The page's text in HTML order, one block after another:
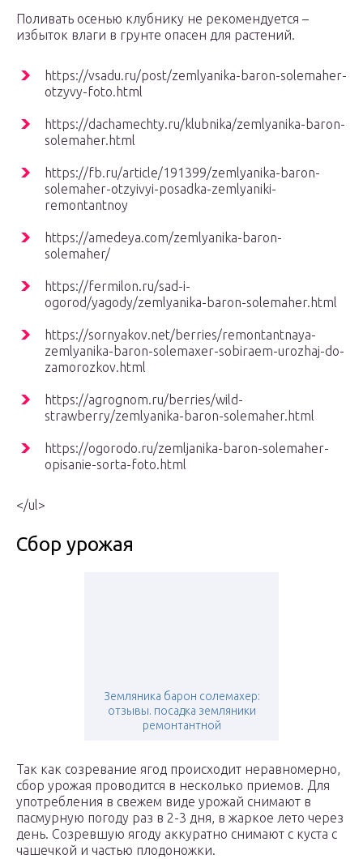
Поливать осенью клубнику не рекомендуется –
избыток влаги в грунте опасен для растений.
https://vsadu.ru/post/zemlyanika-baron-solemaher-
otzyvy-foto.html
https://dachamechty.ru/klubnika/zemlyanika-baron-
solemaher.html
https://fb.ru/article/191399/zemlyanika-baron-
solemaher-otzyivyi-posadka-zemlyaniki-
remontantnoy
https://amedeya.com/zemlyanika-baron-
solemaher/
https://fermilon.ru/sad-i-
ogorod/yagody/zemlyanika-baron-solemaher.html
https://sornyakov.net/berries/remontantnaya-
zemlyanika-baron-solemaxer-sobiraem-urozhaj-do-
zamorozkov.html
https://agrognom.ru/berries/wild-
strawberry/zemlyanika-baron-solemaher.html
https://ogorodo.ru/zemljanika-baron-solemaher-
opisanie-sorta-foto.html
</ul>
Сбор урожая
Земляника барон солемахер:
отзывы. посадка земляники
ремонтантной
Так как созревание ягод происходит неравномерно,
сбор урожая проводится в несколько приемов. Для
употребления в свежем виде урожай снимают в
пасмурную погоду раз в 2-3 дня, в жаркое лето через
день. Созревшую ягоду аккуратно снимают с куста с
чашечкой и частью плодоножки.